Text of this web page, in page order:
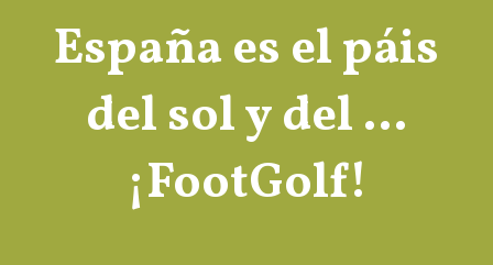
España es el páis
del sol y del …
¡FootGolf!